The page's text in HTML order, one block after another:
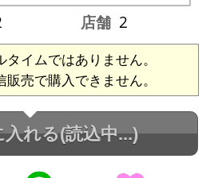
店舗 2
イムではありません。
売で購入できません。
入れる(読込中...)